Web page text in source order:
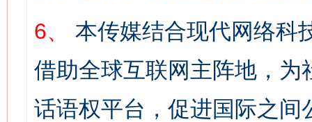
6、
本传媒结合现代网络科
借助全球互联网主阵地，
话语权平台，促进国际之